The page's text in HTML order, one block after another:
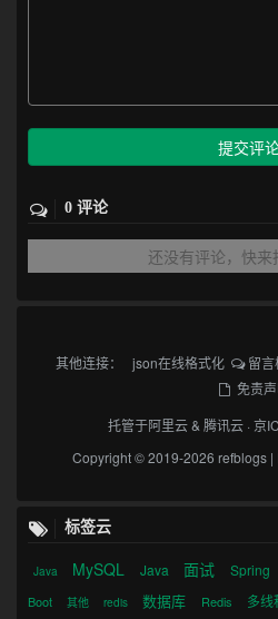
提交评
0 评论
还没有评论，快来
其他连接： json在线格式化 留言
免责
托管于阿里云&腾讯云 ·京
Copyright © 2019-2026 refblogs |
标签云
Java MySQL Java 面试 Spring
Boot
其他 redis 数据库 Redis 多线